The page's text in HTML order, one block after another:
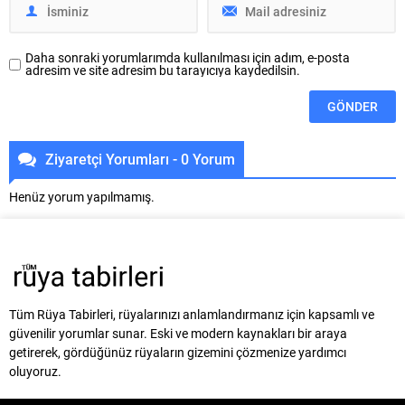
Daha sonraki yorumlarımda kullanılması için adım, e-posta
adresim ve site adresim bu tarayıcıya kaydedilsin.
Ziyaretçi Yorumları - 0 Yorum
Henüz yorum yapılmamış.
Tüm Rüya Tabirleri, rüyalarınızı anlamlandırmanız için kapsamlı ve
güvenilir yorumlar sunar. Eski ve modern kaynakları bir araya
getirerek, gördüğünüz rüyaların gizemini çözmenize yardımcı
oluyoruz.